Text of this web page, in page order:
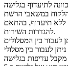
הלקוח במשאבי הרשת
ללא תיעדוף, בהתאם
להגדרות השירות.